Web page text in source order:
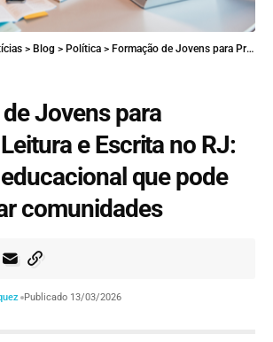
> Blog > Política > Formação de Jovens para Promover Leitura e Escrita no RJ: estratégia educacional que pode transformar comunidades
Jovens para
e Escrita no RJ:
que pode
comunidades
Publicado 13/03/2026